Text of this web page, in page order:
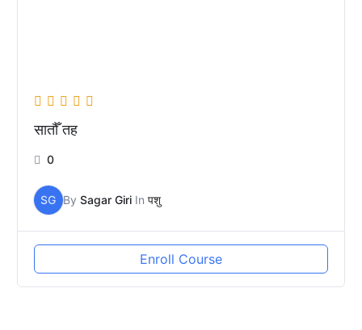
सातौँ तह
0
SG By Sagar GiriIn पशु
Enroll Course